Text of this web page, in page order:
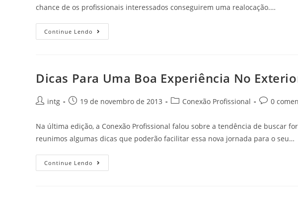
chance de os profissionais interessados conseguirem uma realocação.…
Continue Lendo
Dicas Para Uma Boa Experiência No
intg 19 de novembro de 2013 Conexão Profissional 0
Na última edição, a Conexão Profissional falou sobre a tendência de buscar
reunimos algumas dicas que poderão facilitar essa nova jornada para o seu…
Continue Lendo